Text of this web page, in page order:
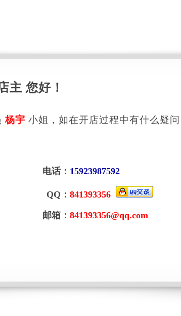
主 您好！
杨宇 小姐，如在开店过程中有什么疑
电话： 15923987592
QQ： 841393356
邮箱： 841393356@qq.com